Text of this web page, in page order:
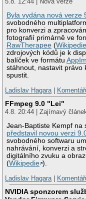
Byla vydána nová verze
svobodného
pro konverzi a
fotografií primárně ve
RawTherapee (Wikipedie
zdrojových kódů je k
balíček ve formátu
stáhnout, nastavit právo
spustit.
Ladislav Hagara|
FFmpeg 9.0 "Lei"
4.8. 20:44 | Zajímavý
Jean-Baptiste Kempf na
představil novou verzi
svobodného softwaru
nahrávání, konverzi a
digitálního zvuku a
(Wikipedie ).
Ladislav Hagara|
NVIDIA sponzorem